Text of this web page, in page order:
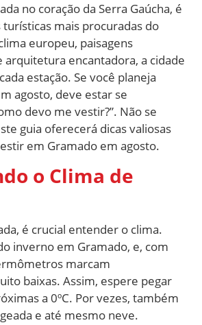
no coração da Serra Gaúcha, é
turísticas mais procuradas do
europeu, paisagens
arquitetura encantadora, a cidade
estação. Se você planeja
agosto, deve estar se
devo me vestir?”. Não se
guia oferecerá dicas valiosas
em Gramado em agosto.
o Clima de
é crucial entender o clima.
inverno em Gramado, e, com
marcam
baixas. Assim, espere pegar
a 0ºC. Por vezes, também
e até mesmo neve.